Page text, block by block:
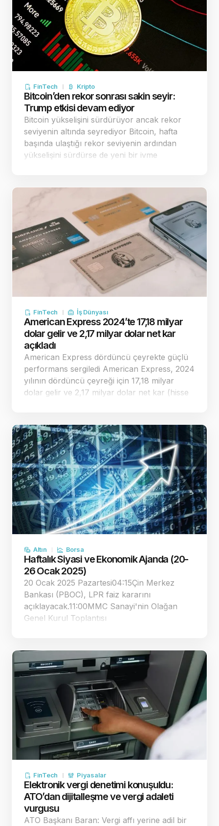
FinTech Kripto
Bitcoin’den rekor sonrası sakin seyir:
Trump etkisi devam ediyor
Bitcoin yükselişini sürdürüyor ancak rekor
seviyenin altında seyrediyor Bitcoin, hafta
başında ulaştığı rekor seviyenin ardından
yükselişini sürdürse de yeni bir ivme
Donald Trump'ın Perşembe günü kripto para
FinTech İş Dünyası
American Express 2024’te 17,18 milyar
dolar gelir ve 2,17 milyar dolar net kar
açıkladı
American Express dördüncü çeyrekte güçlü
performans sergiledi American Express, 2024
yılının dördüncü çeyreği için 17,18 milyar
dolar gelir ve 2,17 milyar dolar net kar (hisse
dolar kar seviyesindeydi. Ne…
Altın Borsa
Haftalık Siyasi ve Ekonomik Ajanda (20-
26 Ocak 2025)
20 Ocak 2025 Pazartesi04:15Çin Merkez
Bankası (PBOC), LPR faiz kararını
açıklayacak.11:00MMC Sanayi'nin Olağan
Genel Kurul Toplantısı
toplantıları başlayacak. Davos Zirvesi dört
gün sürecek.17:00Euro Bölgesi maliye
bakanlar…
FinTech Piyasalar
Elektronik vergi denetimi konuşuldu:
ATO’dan dijitalleşme ve vergi adaleti
vurgusu
ATO Başkanı Baran: Vergi affı yerine adil bir